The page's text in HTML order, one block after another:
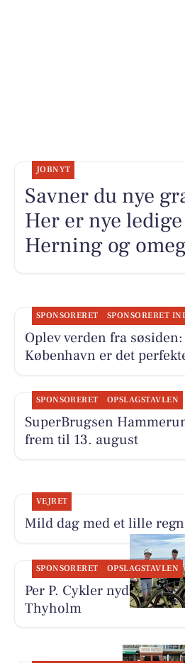
JOBNYT
Savner du nye
Her er nye
Herning og
SPONSORERET SPONSORERET
Oplev verden fra
København er det
SPONSORERET OPSLAGSTAVLEN
SuperBrugsen
frem til 13. august
VEJRET
Mild dag med et lille
SPONSORERET OPSLAGSTAVLEN
Per P. Cykler nyder 65
Thyholm